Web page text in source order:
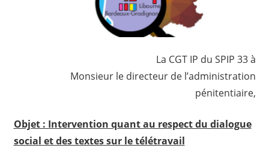
La CGT IP du SPIP 33 à
Monsieur le directeur de l’administration
pénitentiaire,
Objet : Intervention quant au respect du dialogue
social et des textes sur le télétravail